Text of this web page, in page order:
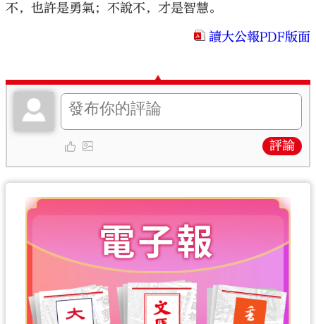
不，也許是勇氣；不說不，才是智慧。
讀大公報PDF版面
評論